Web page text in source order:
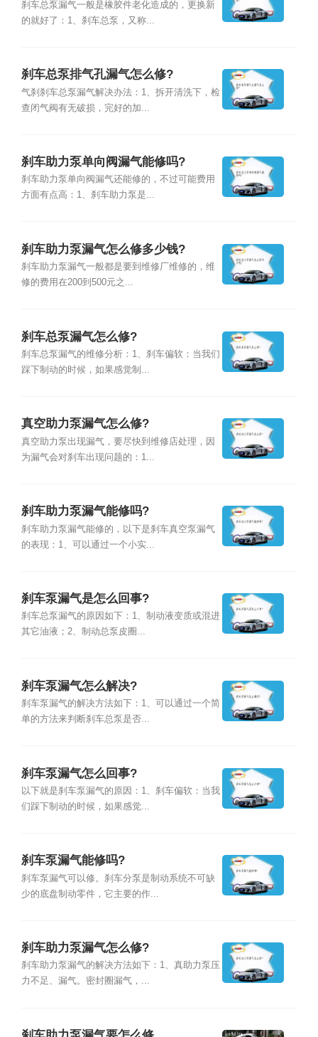
刹车总泵漏气一般是橡胶件老化造成的，更换新
的就好了：1、刹车总泵，又称...
刹车总泵排气孔漏气怎么修?
气刹刹车总泵漏气解决办法：1、拆开清洗下，检
查闭气阀有无破损，完好的加...
刹车助力泵单向阀漏气能修吗?
刹车助力泵单向阀漏气还能修的，不过可能费用
方面有点高：1、刹车助力泵是...
刹车助力泵漏气怎么修多少钱?
刹车助力泵漏气一般都是要到维修厂维修的，维
修的费用在200到500元之...
刹车总泵漏气怎么修?
刹车总泵漏气的维修分析：1、刹车偏软：当我们
踩下制动的时候，如果感觉制...
真空助力泵漏气怎么修?
真空助力泵出现漏气，要尽快到维修店处理，因
为漏气会对刹车出现问题的：1...
刹车助力泵漏气能修吗?
刹车助力泵漏气能修的，以下是刹车真空泵漏气
的表现：1、可以通过一个小实...
刹车泵漏气是怎么回事?
刹车总泵漏气的原因如下：1、制动液变质或混进
其它油液；2、制动总泵皮圈...
刹车泵漏气怎么解决?
刹车泵漏气的解决方法如下：1、可以通过一个简
单的方法来判断刹车总泵是否...
刹车泵漏气怎么回事?
以下就是刹车泵漏气的原因：1、刹车偏软：当我
们踩下制动的时候，如果感觉...
刹车泵漏气能修吗?
刹车泵漏气可以修。刹车分泵是制动系统不可缺
少的底盘制动零件，它主要的作...
刹车助力泵漏气怎么修?
刹车助力泵漏气的解决方法如下：1、真助力泵压
力不足、漏气。密封圈漏气，...